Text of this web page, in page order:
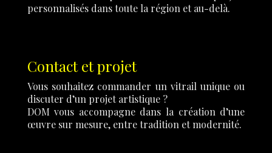
personnalisés dans toute la région et au-delà.
Contact et projet
Vous souhaitez commander un vitrail unique ou
discuter d’un projet artistique ?
DOM vous accompagne dans la création d’une
œuvre sur mesure, entre tradition et modernité.